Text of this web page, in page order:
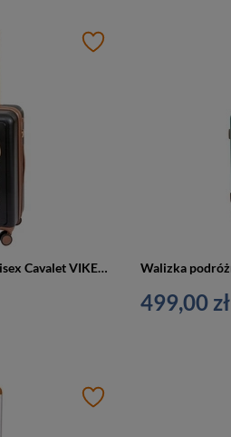
Walizka podróżna z ABS unisex Cavalet VIKEN M średnia czarna
499,00 zł